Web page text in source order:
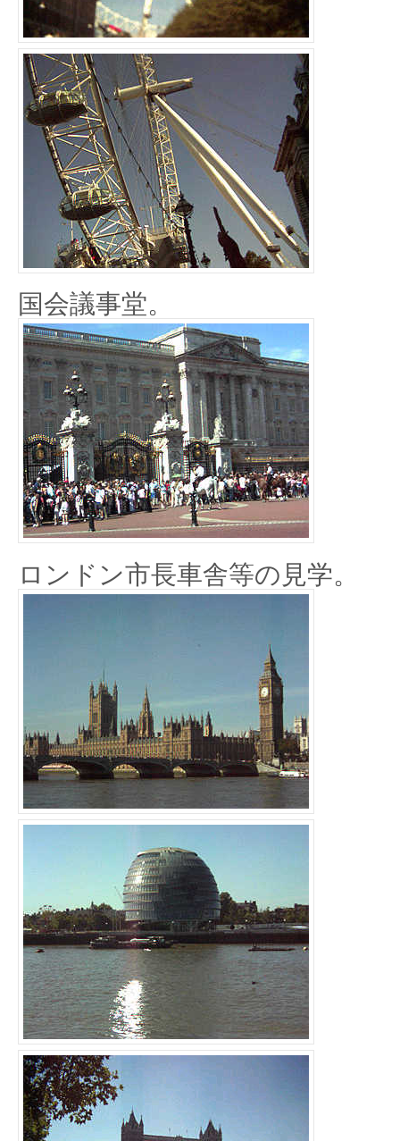
国会議事堂。
ロンドン市長車舎等の見学。